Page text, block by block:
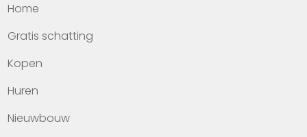
Home
Gratis schatting
Kopen
Huren
Nieuwbouw